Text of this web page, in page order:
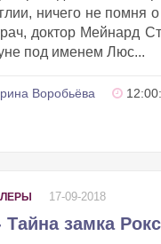
ничего не помня
доктор Мейнард
под именем Люс...
Воробьёва
17-09-2018
замка